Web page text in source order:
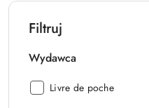
Filtruj
Wydawca
Wydawca:
Livre de poche